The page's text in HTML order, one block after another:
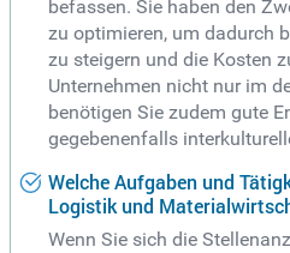
befassen. Sie haben den
zu optimieren, um dadurch
zu steigern und die Kosten
Unternehmen nicht nur im
benötigen Sie zudem gute
gegebenenfalls
Welche Aufgaben und
Logistik und
Wenn Sie sich die